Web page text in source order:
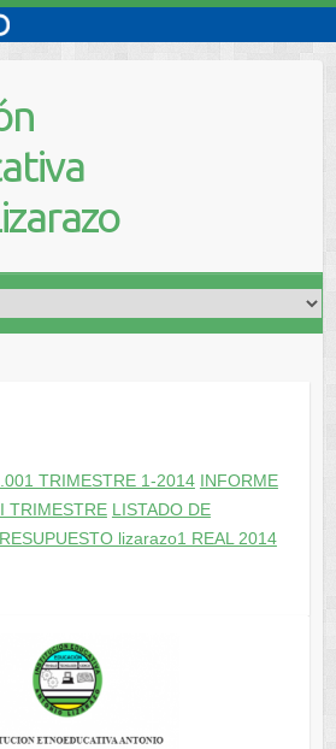
TRIMESTRE 1-2014 INFORME
TRIMESTRE LISTADO DE
lizarazo1 REAL 2014